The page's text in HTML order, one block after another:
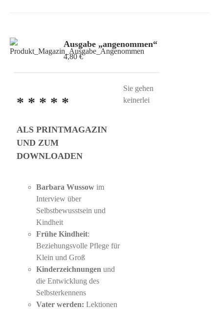
Ausgabe „angenommen“
4,80€
* * * * *
ALS PRINTMAGAZIN
UND ZUM
DOWNLOADEN
Barbara Wussow im
Interview über
Selbstbewusstsein und
Kindheit
Frühe Kindheit:
Beziehungsvolle Pflege für
Klein und Groß
Kinderzeichnungen und
die Entwicklung des
Selbsterkennens
Vater werden:Lektionen
Sie gehen
keinerlei